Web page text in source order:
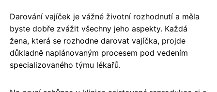
Darování vajíček je vážné životní rozhodnutí a měla
byste dobře zvážit všechny jeho aspekty. Každá
žena, která se rozhodne darovat vajíčka, projde
důkladně naplánovaným procesem pod vedením
specializovaného týmu lékařů.